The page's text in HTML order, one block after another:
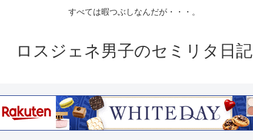
すべては暇つぶしなんだが・・・。
ロスジェネ男子のセミリタ日記